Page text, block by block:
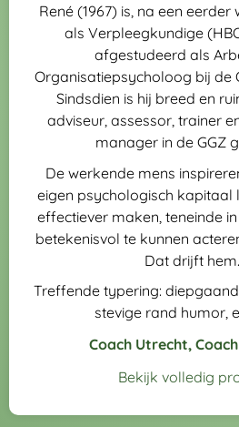
René (1967) is, na een
als Verpleegkundige
afgestudeerd als
Organisatiepsycholoog bij de
Sindsdien is hij breed en
adviseur, assessor, trainer
manager in de GGZ
De werkende mens
eigen psychologisch kapitaal
effectiever maken, teneinde
betekenisvol te kunnen
Dat drijft hem.
Treffende typering:
stevige rand humor,
Coach Utrecht,
Bekijk volledig